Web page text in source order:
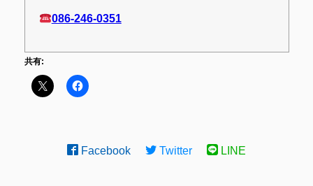
086-246-0351
共有:
Facebook Twitter LINE